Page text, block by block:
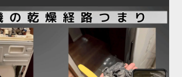
す。
ほど酷使された洗濯機は、「洗濯物
」や「使用回数が多い」ことが多
内部の汚れも深刻化しています。